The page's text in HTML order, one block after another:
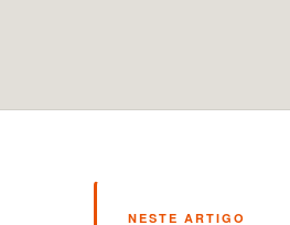
NESTE ARTIGO